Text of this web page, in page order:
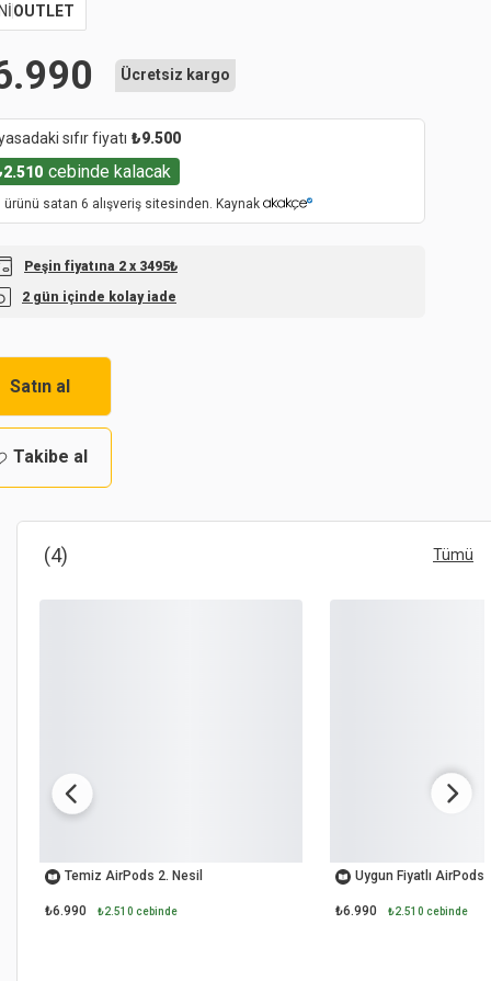
OUTLET
Ücretsiz kargo
sıfır fiyatı ₺9.500
2.510 cebinde kalacak
ürünü satan 6 alışveriş sitesinden. Kaynak
Peşin fiyatına 2 x 3495₺
2 gün içinde kolay iade
Satın al
Takibe al
(4) Tümü
Temiz AirPods 2. Nesil
₺6.990 ₺2.510 cebinde
Uygun Fiyatlı AirPods
₺6.990 ₺2.510 cebinde